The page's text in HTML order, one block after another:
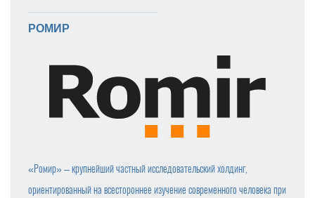
РОМИР
«Ромир» – крупнейший частный исследовательский холдинг,
ориентированный на всестороннее изучение современного человека при